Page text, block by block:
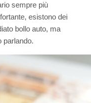
sempre più
esistono dei
bollo auto, ma
parlando.